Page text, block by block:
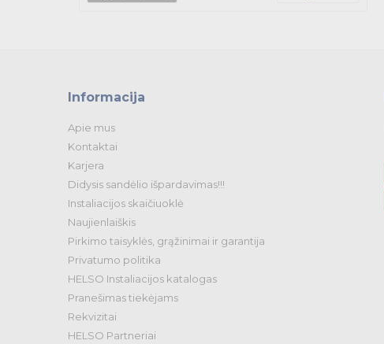
Informacija
Apie mus
Kontaktai
Karjera
Didysis sandėlio išpardavimas!!!
Instaliacijos skaičiuoklė
Naujienlaiškis
Pirkimo taisyklės, grąžinimai ir garantija
Privatumo politika
HELSO Instaliacijos katalogas
Pranešimas tiekėjams
Rekvizitai
HELSO Partneriai